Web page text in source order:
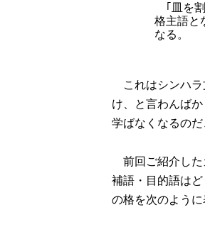
｢皿を割
格主語と
なる。
これはシンハラ
け、と言わんば
学ばなくなるの
前回ご紹介した
補語・目的語は
の格を次のように